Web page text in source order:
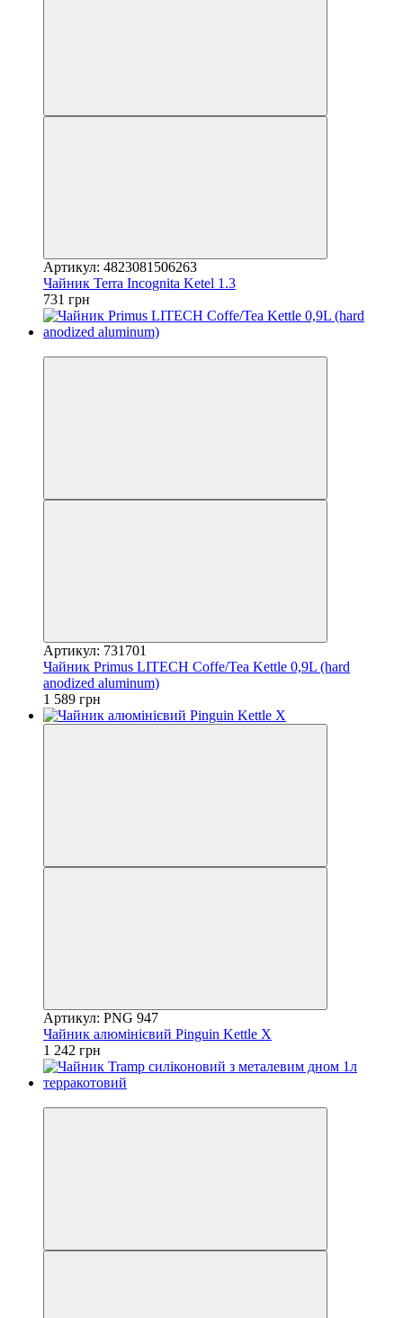
Артикул: 4823081506263
Чайник Terra Incognita Ketel 1.3
731 грн
Артикул: 731701
Чайник Primus LITECH Coffe/Tea Kettle 0,9L (hard
anodized aluminum)
1 589 грн
Артикул: PNG 947
Чайник алюмінієвий Pinguin Kettle X
1 242 грн